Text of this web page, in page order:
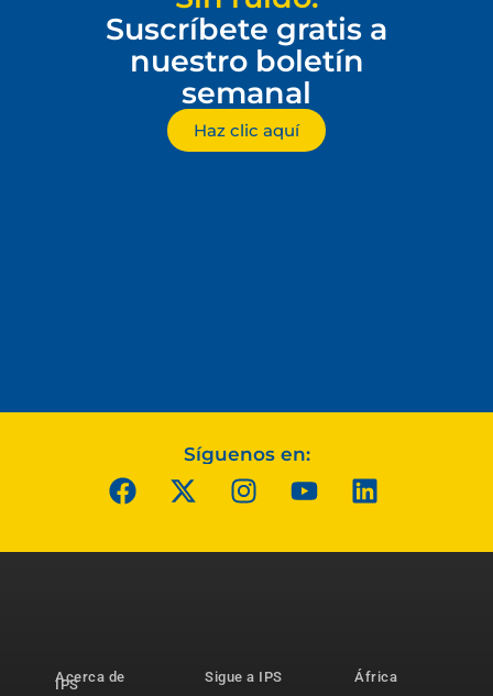
Suscríbete gratis a
nuestro boletín
semanal
Haz clic aquí
Síguenos en:
Acerca de
IPS
Sigue a IPS
África